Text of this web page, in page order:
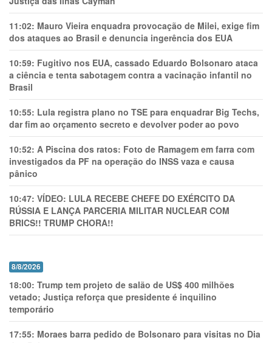
11:02: Mauro Vieira enquadra provocação de Milei, exige fim
dos ataques ao Brasil e denuncia ingerência dos EUA
10:59: Fugitivo nos EUA, cassado Eduardo Bolsonaro ataca
a ciência e tenta sabotagem contra a vacinação infantil no
Brasil
10:55: Lula registra plano no TSE para enquadrar Big Techs,
dar fim ao orçamento secreto e devolver poder ao povo
10:52: A Piscina dos ratos: Foto de Ramagem em farra com
investigados da PF na operação do INSS vaza e causa
pânico
10:47: VÍDEO: LULA RECEBE CHEFE DO EXÉRCITO DA
RÚSSIA E LANÇA PARCERIA MILITAR NUCLEAR COM
BRICS!! TRUMP CHORA!!
8/8/2026
18:00: Trump tem projeto de salão de US$ 400 milhões
vetado; Justiça reforça que presidente é inquilino
temporário
17:55: Moraes barra pedido de Bolsonaro para visitas no Dia